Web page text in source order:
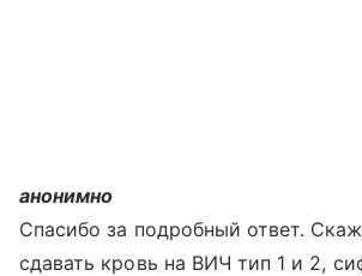
анонимно
Спасибо за подробный ответ.
сдавать кровь на ВИЧ тип 1 и 2,